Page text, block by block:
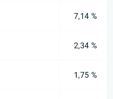
7,14 %
2,34 %
1,75 %